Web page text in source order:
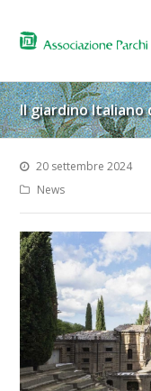
Il giardino Italiano
20 settembre 2024
News